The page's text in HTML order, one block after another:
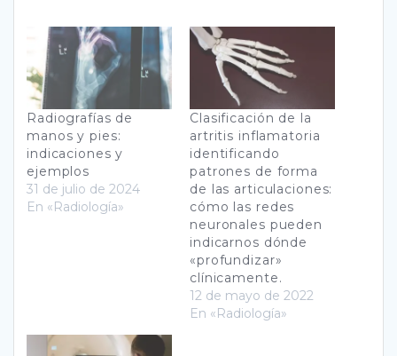
Radiografías de
manos y pies:
indicaciones y
ejemplos
31 de julio de 2024
En «Radiología»
Clasificación de la
artritis inflamatoria
identificando
patrones de forma
de las articulaciones:
cómo las redes
neuronales pueden
indicarnos dónde
«profundizar»
clínicamente.
12 de mayo de 2022
En «Radiología»